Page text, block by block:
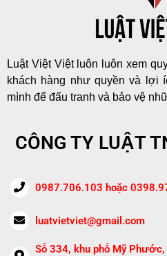
Luật Việt Việt luôn luôn xem
khách hàng như quyền và lợi
mình để đấu tranh và bảo vệ
CÔNG TY LUẬT
0987.706.103 hoặc
luatvietviet@gmail.com
Số 334, khu phố Mỹ